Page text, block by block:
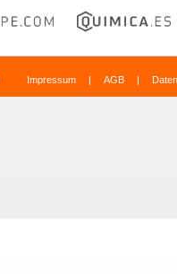
Impressum | AGB |